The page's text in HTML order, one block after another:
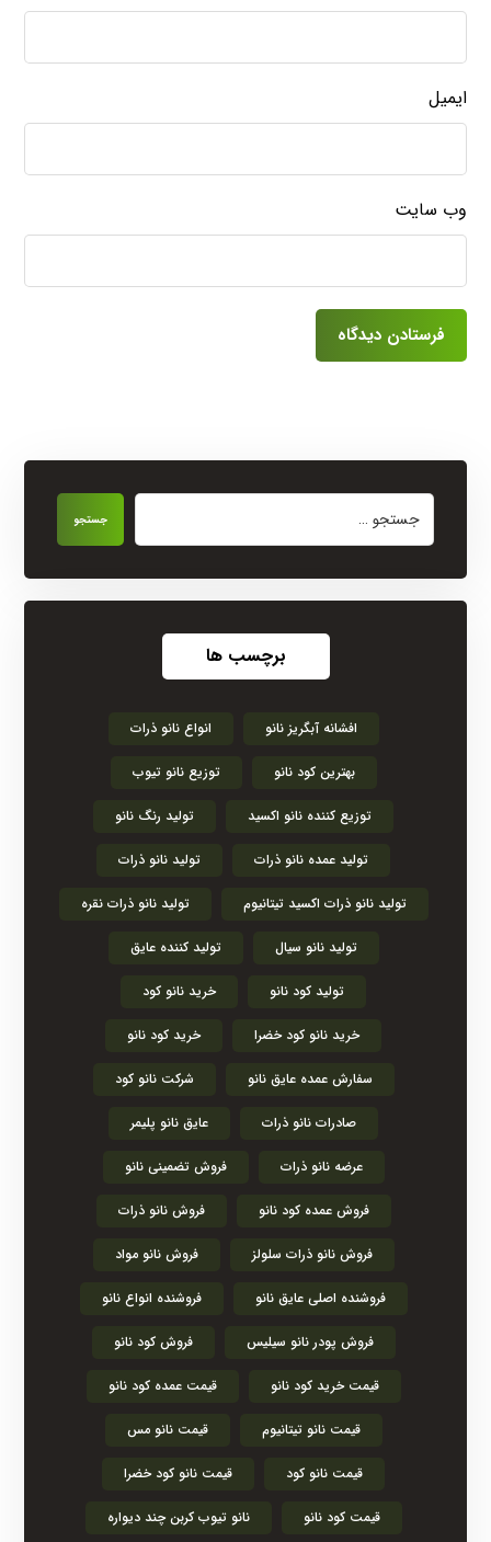
ایمیل
وب‌ سایت
فرستادن دیدگاه
جستجو
برچسب ها
افشانه آبگریز نانو انواع نانو ذرات
بهترین کود نانو توزیع نانو تیوب
توزیع کننده نانو اکسید تولید رنگ نانو
تولید عمده نانو ذرات تولید نانو ذرات
تولید نانو ذرات اکسید تیتانیوم تولید نانو ذرات نقره
تولید نانو سیال تولید کننده عایق
تولید کود نانو خرید نانو کود
خرید نانو کود خضرا خرید کود نانو
سفارش عمده عایق نانو شرکت نانو کود
صادرات نانو ذرات عایق نانو پلیمر
عرضه نانو ذرات فروش تضمینی نانو
فروش عمده کود نانو فروش نانو ذرات
فروش نانو ذرات سلولز فروش نانو مواد
فروشنده اصلی عایق نانو فروشنده انواع نانو
فروش پودر نانو سیلیس فروش کود نانو
قیمت خرید کود نانو قیمت عمده کود نانو
قیمت نانو تیتانیوم قیمت نانو مس
قیمت نانو کود قیمت نانو کود خضرا
قیمت کود نانو نانو تیوب کربن چند دیواره